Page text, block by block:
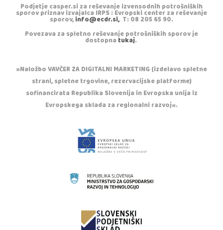
Podjetje casper.si za reševanje izvensodnih potrošniških
sporov priznav izvajalca IRPS : Evropski center za reševanje
sporov,info@ecdr.si, T: 08 205 65 90.
Povezava za spletno reševanje potrošniških sporov je
dostopnatukaj.
»Naložbo VAVČER ZA DIGITALNI MARKETING (izdelavo spletne
strani, spletne trgovine, rezervacijske platforme)
sofinancirata Republika Slovenija in Evropska unija iz
Evropskega sklada za regionalni razvoj«.